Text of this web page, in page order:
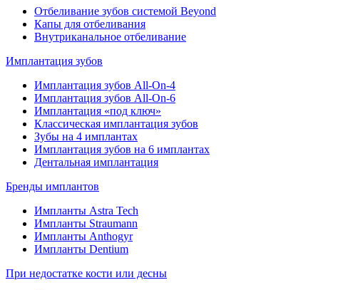
Отбеливание зубов системой Beyond
Капы для отбеливания
Внутриканальное отбеливание
Имплантация зубов
Имплантация зубов All-On-4
Имплантация зубов All-On-6
Имплантация «под ключ»
Классическая имплантация зубов
Зубы на 4 имплантах
Имплантация зубов на 6 имплантах
Дентальная имплантация
Бренды имплантов
Импланты Astra Tech
Импланты Straumann
Импланты Anthogyr
Импланты Dentium
При недостатке кости или десны